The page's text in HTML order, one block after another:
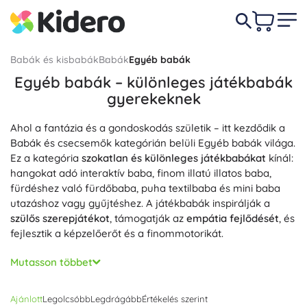
Babák és kisbabákBabákEgyéb babák
Egyéb babák – különleges játékbabák
gyerekeknek
Ahol a fantázia és a gondoskodás születik – itt kezdődik a
Babák és csecsemők kategórián belüli Egyéb babák világa.
Ez a kategória szokatlan és különleges játékbabákat kínál:
hangokat adó interaktív baba, finom illatú illatos baba,
fürdéshez való fürdőbaba, puha textilbaba és mini baba
utazáshoz vagy gyűjtéshez. A játékbabák inspirálják a
szülős szerepjátékot, támogatják az empátia fejlődését, és
fejlesztik a képzelőerőt és a finommotorikát.
Válasszon különböző kivitelű babák közül:
babák ölelgetéshez, valósághű vinil babák
fürdőbabák. Természetes elvárás abiztonságos anyagok
Mutasson többet
AjánlottLegolcsóbbLegdrágábbÉrtékelés szerint